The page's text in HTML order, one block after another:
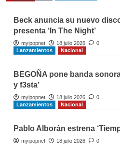
Beck anuncia su nuevo
presenta ‘In The Night’
myipopnet 18 julio 2026
0
Lanzamientos
Nacional
BEGOÑA pone banda
y f3sta’
myipopnet 18 julio 2026
0
Lanzamientos
Nacional
Pablo Alborán estrena
myipopnet 18 julio 2026 0